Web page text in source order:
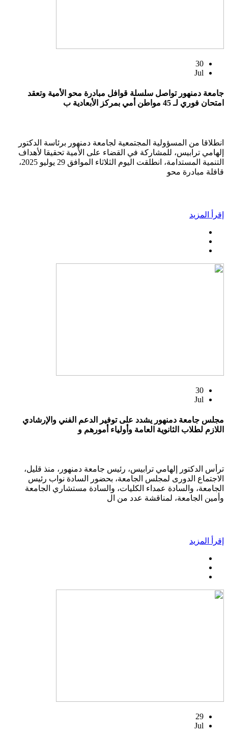
30
Jul
جامعة دمنهور تواصل سلسلة قوافل مبادرة محو الأمية وتعقد
امتحان فوري لـ 45 مواطن أمي بمركز الأبعادية ب
انطلاقا من المسؤولية المجتمعية لجامعة دمنهور برئاسة الدكتور
إلهامي ترابيس، للمشاركة في القضاء على الأمية تحقيقا لأهداف
التنمية المستدامة، انطلقت اليوم الثلاثاء الموافق 29 يوليو 2025،
قافلة مبادرة محو
إقرأ المزيد
30
Jul
مجلس جامعة دمنهور يشدد على توفير الدعم الفني والإرشادي
اللازم لطلاب الثانوية العامة وأولياء أمورهم و
ترأس الدكتور إلهامي ترابيس، رئيس جامعة دمنهور، منذ قليل،
الاجتماع الدورى لمجلس الجامعة، بحضور السادة نواب رئيس
الجامعة، والسادة عمداء الكليات، والسادة مستشاري الجامعة
وأمين الجامعة، لمناقشة عدد من ال
إقرأ المزيد
29
Jul